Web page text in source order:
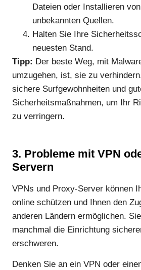
Dateien oder Installieren
unbekannten Quellen.
Halten Sie Ihre
neuesten Stand.
Tipp: Der beste Weg, mit
umzugehen, ist, sie zu
sichere Surfgewohnheiten und
Sicherheitsmaßnahmen, um Ihr
zu verringern.
3. Probleme mit VPN
Servern
VPNs und Proxy-Server können
online schützen und Ihnen den
anderen Ländern ermöglichen.
manchmal die Einrichtung
erschweren.
Denken Sie an ein VPN oder